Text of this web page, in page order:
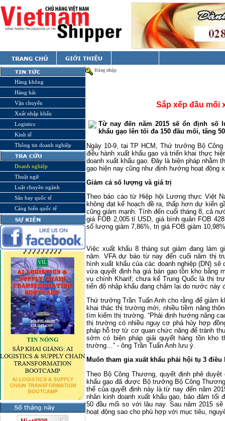
Hàng không
Hàng hải
Vận chuyển
Xuất nhập khẩu
Logistics
Kinh tế
Thông tin doanh nghiệp
Doanh nghiệp
Thuật ngữ
Luật chuyên ngành
Sân bay quốc tế
Cảng biển quốc tế
Đăng nhập
Sắp xếp đầu mối
Từ nay đến năm 2015 sẽ ổn định số
khẩu gạo lên tối đa 150 đầu mối, tăng
Ngày 10-9, tại TP HCM, Thứ trưởng Bộ
điều hành xuất khẩu gạo và triển khai thực
doanh xuất khẩu gạo. Đây là biện pháp nhằm
gạo hiện nay cũng như định hướng hoạt động
Giảm cả số lượng và giá trị
Theo báo cáo từ Hiệp hội Lương thực Việt
không đạt kế hoạch đề ra, thấp hơn dự kiến
cũng giảm mạnh. Tính đến cuối tháng 8, cả
giá FOB 2,005 tỉ USD, giá bình quân FOB
số lượng giảm 7,86%, trị giá FOB giảm
Việc xuất khẩu 8 tháng sụt giảm đang làm
năm. VFA dự báo từ nay đến cuối năm thị
hình xuất khẩu của các doanh nghiệp (DN)
vừa quyết định hạ giá bán gạo tồn kho bằng
vụ chính Kharif; chưa kể Trung Quốc là thị
tiến độ nhập khẩu đang chậm lại do nước này
Thứ trưởng Trần Tuấn Anh cho rằng để giảm
khai thác thị trường mới, nhiều tiềm năng
tìm kiếm thị trường. “Phải định hướng nâng
thị trường có nhiều nguy cơ phá hủy hợp
pháp hỗ trợ từ cơ quan chức năng để tránh
sớm có biện pháp giải quyết hàng tồn kho
trường…” - ông Trần Tuấn Anh lưu ý.
Muốn tham gia xuất khẩu phải hội tụ 3 điều
Theo Bộ Công Thương, quyết định phê
khẩu gạo đã được Bộ trưởng Bộ Công
thể của quyết định này là từ nay đến năm
nhân kinh doanh xuất khẩu gạo, bảo đảm tối
50 đầu mối so với lâu nay. Sau năm 2015
hoạt động sao cho phù hợp với mục tiêu,